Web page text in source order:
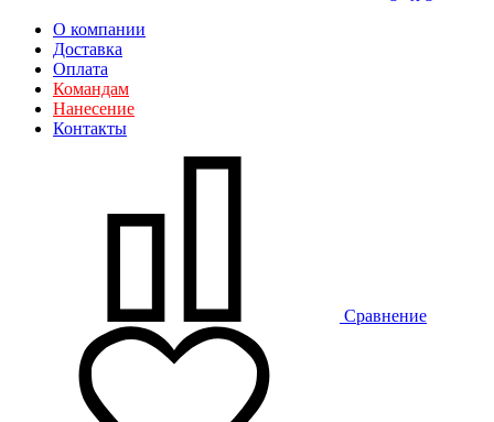
О компании
Доставка
Оплата
Командам
Нанесение
Контакты
Сравнение